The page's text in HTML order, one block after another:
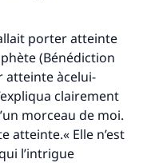
porter atteinte
(Bénédiction
atteinte àcelui-
clairement
morceau de moi.
atteinte.« Elle n’est
l’intrigue